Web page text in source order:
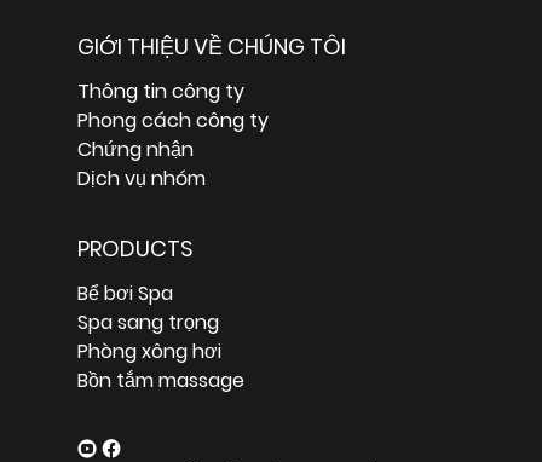
GIỚI THIỆU VỀ CHÚNG TÔI
Thông tin công ty
Phong cách công ty
Chứng nhận
Dịch vụ nhóm
PRODUCTS
Bể bơi Spa
Spa sang trọng
Phòng xông hơi
Bồn tắm massage